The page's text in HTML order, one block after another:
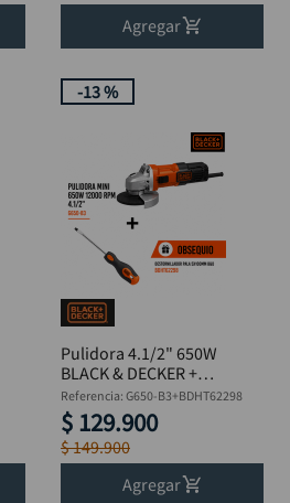
Agregar
-13 %
Pulidora 4.1/2" 650W
BLACK & DECKER +
Destornillador Pala
Referencia: G650-B3+BDHT62298
$ 129.900
$149.900
Agregar